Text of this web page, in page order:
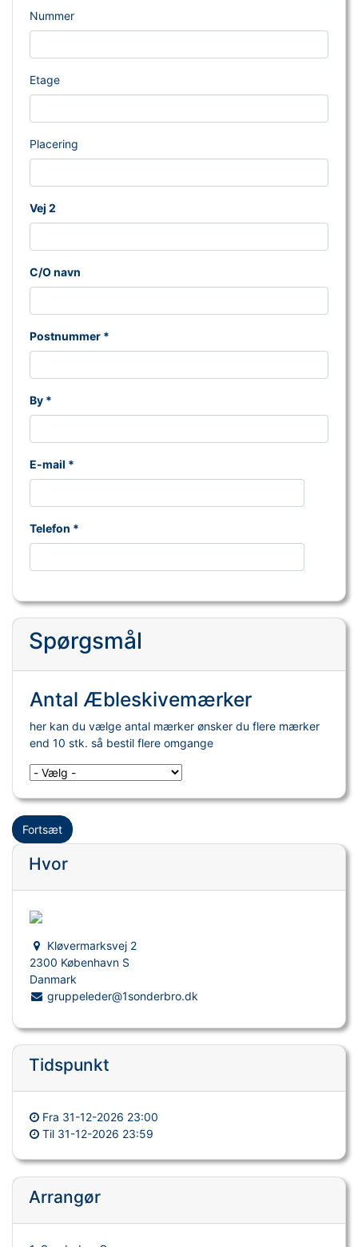
Nummer
Etage
Placering
Vej 2
C/O navn
Postnummer *
By *
E-mail *
Telefon *
Spørgsmål
Antal Æbleskivemærker
her kan du vælge antal mærker ønsker du flere mærker
end 10 stk. så bestil flere omgange
Fortsæt
Hvor
Kløvermarksvej 2
2300 København S
Danmark
gruppeleder@1sonderbro.dk
Tidspunkt
Fra 31-12-2026 23:00
Til 31-12-2026 23:59
Arrangør